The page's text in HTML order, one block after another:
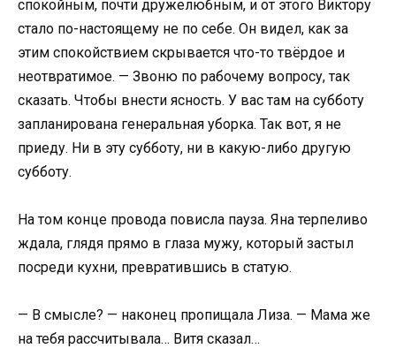
спокойным, почти дружелюбным, и от этого Виктору
стало по-настоящему не по себе. Он видел, как за
этим спокойствием скрывается что-то твёрдое и
неотвратимое. — Звоню по рабочему вопросу, так
сказать. Чтобы внести ясность. У вас там на субботу
запланирована генеральная уборка. Так вот, я не
приеду. Ни в эту субботу, ни в какую-либо другую
субботу.
На том конце провода повисла пауза. Яна терпеливо
ждала, глядя прямо в глаза мужу, который застыл
посреди кухни, превратившись в статую.
— В смысле? — наконец пропищала Лиза. — Мама же
на тебя рассчитывала… Витя сказал…